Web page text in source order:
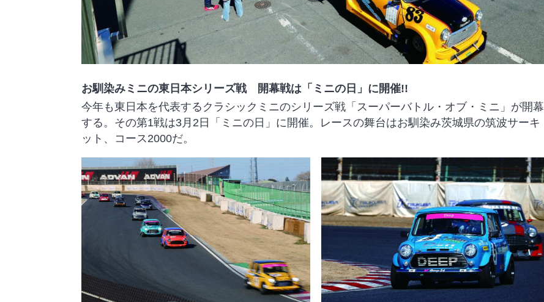
お馴染みミニの東日本シリーズ戦 開幕戦は「ミニの日」に開催!!
今年も東日本を代表するクラシックミニのシリーズ戦「スーパーバトル・オブ・ミニ」が開幕
する。その第1戦は3月2日「ミニの日」に開催。レースの舞台はお馴染み茨城県の筑波サーキ
ット、コース2000だ。